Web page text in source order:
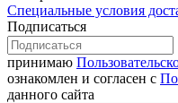
Специальные условия
Подписаться
принимаю
ознакомлен и согласен с
данного сайта